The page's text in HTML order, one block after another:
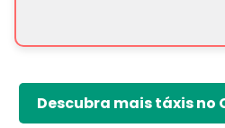
Descubra mais táxis no